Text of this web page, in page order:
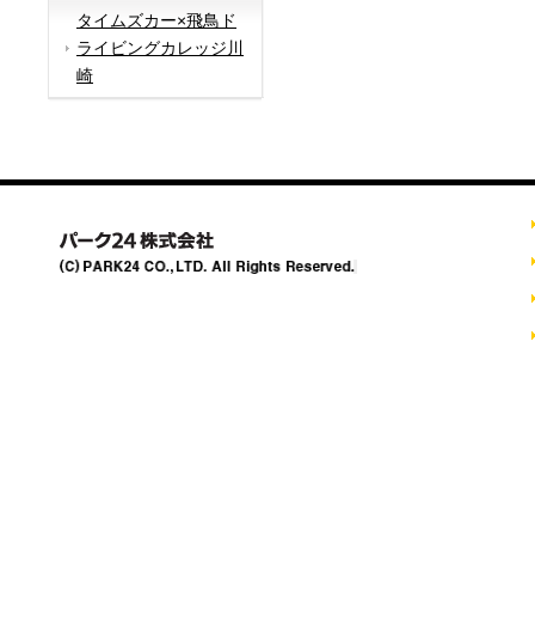
タイムズカー×飛鳥ド
ライビングカレッジ川
崎